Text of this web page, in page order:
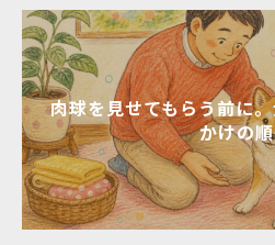
肉球を見せてもらう前に
かけの